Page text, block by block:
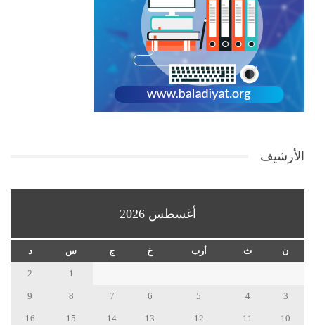
الأرشيف
أغسطس 2026
ن ث أرب خ ج س د
1
2
3
4
5
6
7
8
9
10
11
12
13
14
15
16